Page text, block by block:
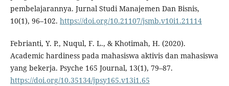
pembelajarannya. Jurnal Studi Manajemen Dan Bisnis,
10(1), 96–102. https://doi.org/10.21107/jsmb.v10i1.21114
Febrianti, Y. P., Nuqul, F. L., & Khotimah, H. (2020).
Academic hardiness pada mahasiswa aktivis dan mahasiswa
yang bekerja. Psyche 165 Journal, 13(1), 79–87.
https://doi.org/10.35134/jpsy165.v13i1.65